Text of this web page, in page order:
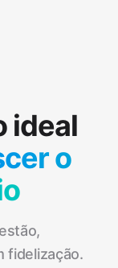
ideal
o
fidelização.